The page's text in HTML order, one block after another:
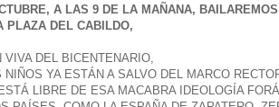
A LAS 9 DE LA MAÑANA,
PLAZA DEL CABILDO,
VIVA DEL BICENTENARIO,
NIÑOS YA ESTÁN A SALVO DEL MARCO
LIBRE DE ESA MACABRA IDEOLOGÍA